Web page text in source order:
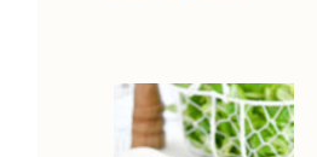
&
YAOURT
GREC